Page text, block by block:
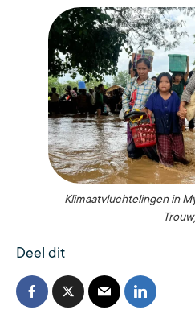
Klimaatvluchtelingen in
Deel dit